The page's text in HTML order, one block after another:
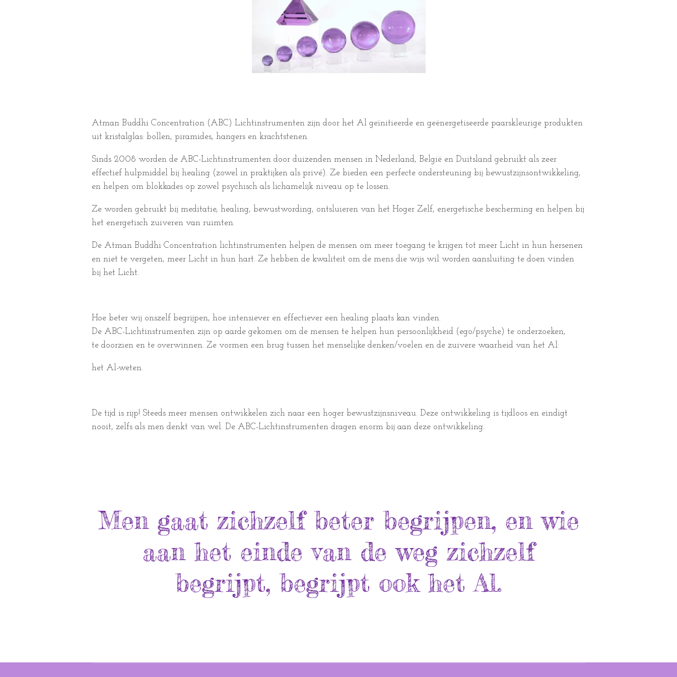
Atman Buddhi Concentration (ABC) Lichtinstrumenten zijn door het Al geïnitieerde en geënergetiseerde paarskleurige produkten
uit kristalglas: bollen, piramides, hangers en krachtstenen.
Sinds 2008 worden de ABC-Lichtinstrumenten door duizenden mensen in Nederland, België en Duitsland gebruikt als zeer
effectief hulpmiddel bij healing (zowel in praktijken als privé). Ze bieden een perfecte ondersteuning bij bewustzijnsontwikkeling,
en helpen om blokkades op zowel psychisch als lichamelijk niveau op te lossen.
Ze worden gebruikt bij meditatie, healing, bewustwording, ontsluieren van het Hoger Zelf, energetische bescherming en helpen bij
het energetisch zuiveren van ruimten.
De Atman Buddhi Concentration lichtinstrumenten helpen de mensen om meer toegang te krijgen tot meer Licht in hun hersenen
en niet te vergeten, meer Licht in hun hart. Ze hebben de kwaliteit om de mens die wijs wil worden aansluiting te doen vinden
bij het Licht.
Hoe beter wij onszelf begrijpen, hoe intensiever en effectiever een healing plaats kan vinden.
De ABC-Lichtinstrumenten zijn op aarde gekomen om de mensen te helpen hun persoonlijkheid (ego/psyche) te onderzoeken,
te doorzien en te overwinnen. Ze vormen een brug tussen het menselijke denken/voelen en de zuivere waarheid van het Al:
het Al-weten.
De tijd is rijp! Steeds meer mensen ontwikkelen zich naar een hoger bewustzijnsniveau. Deze ontwikkeling is tijdloos en eindigt
nooit, zelfs als men denkt van wel. De ABC-Lichtinstrumenten dragen enorm bij aan deze ontwikkeling.
Men gaat zichzelf beter begrijpen, en wie
aan het einde van de weg zichzelf
begrijpt, begrijpt ook het Al.